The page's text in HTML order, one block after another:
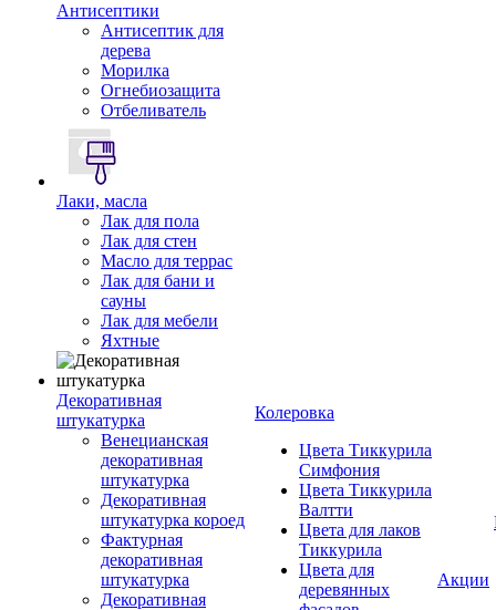
Антисептики
Антисептик для
дерева
Морилка
Огнебиозащита
Отбеливатель
Лаки, масла
Лак для пола
Лак для стен
Масло для террас
Лак для бани и
сауны
Лак для мебели
Яхтные
Декоративная
штукатурка
Венецианская
декоративная
штукатурка
Декоративная
штукатурка короед
Фактурная
декоративная
штукатурка
Декоративная
Колеровка
Цвета Тиккурила
Симфония
Цвета Тиккурила
Валтти
Цвета для лаков
Тиккурила
Цвета для
деревянных
Акции